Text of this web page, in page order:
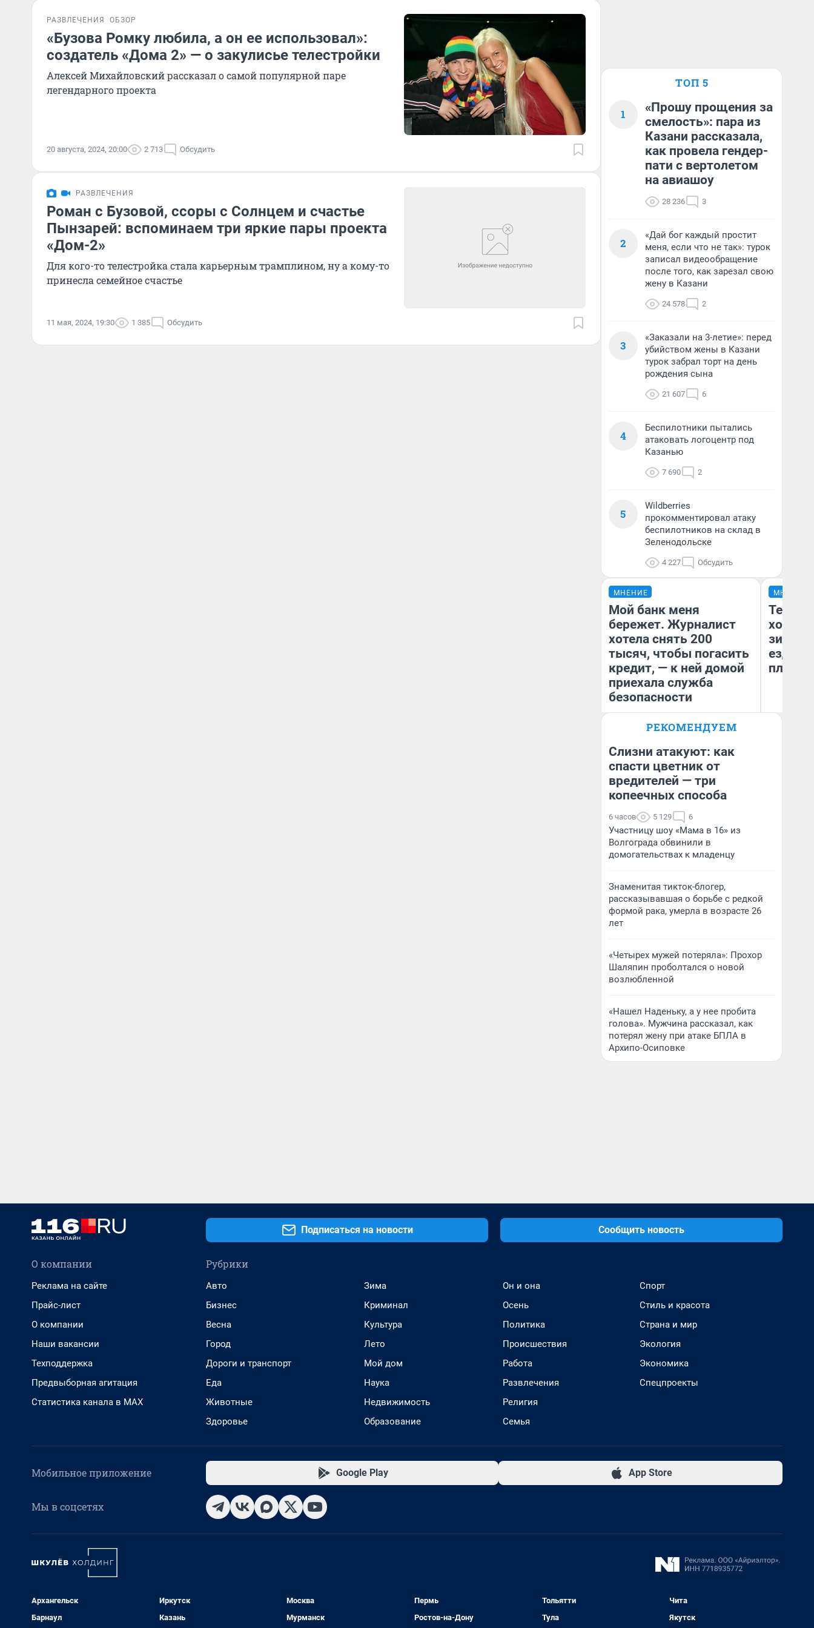
РАЗВЛЕЧЕНИЯ ОБЗОР
«Бузова Ромку любила, а он ее использовал»:
создатель «Дома 2» — о закулисье телестройки
Алексей Михайловский рассказал о самой популярной паре
легендарного проекта
20 августа, 2024, 20:00 2 713 Обсудить
РАЗВЛЕЧЕНИЯ
Роман с Бузовой, ссоры с Солнцем и счастье
Пынзарей: вспоминаем три яркие пары проекта
«Дом-2»
Для кого-то телестройка стала карьерным трамплином, ну а кому-то
принесла семейное счастье
11 мая, 2024, 19:30 1 385 Обсудить
ТОП 5
1
«Прошу прощения за
смелость»: пара из
Казани рассказала,
как провела гендер-
пати с вертолетом
на авиашоу
28 236 3
2
«Дай бог каждый простит
меня, если что не так»: турок
записал видеообращение
после того, как зарезал свою
жену в Казани
24 578 2
3
«Заказали на 3-летие»: перед
убийством жены в Казани
турок забрал торт на день
рождения сына
21 607 6
4
Беспилотники пытались
атаковать логоцентр под
Казанью
7 690 2
5
Wildberries
прокомментировал атаку
беспилотников на склад в
Зеленодольске
4 227 Обсудить
МНЕНИЕ
Мой банк меня
бережет. Журналист
хотела снять 200
тысяч, чтобы погасить
кредит, — к ней домой
приехала служба
безопасности
Ксения Владимирская
МНЕНИЕ
Тепло
зимой.
ездит
плюсы
РЕКОМЕНДУЕМ
Слизни атакуют: как
спасти цветник от
вредителей — три
копеечных способа
6 часов 5 129 6
Участницу шоу «Мама в 16» из
Волгограда обвинили в
домогательствах к младенцу
Знаменитая тикток-блогер,
рассказывавшая о борьбе с редкой
формой рака, умерла в возрасте 26
лет
«Четырех мужей потеряла»: Прохор
Шаляпин проболтался о новой
возлюбленной
«Нашел Наденьку, а у нее пробита
голова». Мужчина рассказал, как
потерял жену при атаке БПЛА в
Архипо-Осиповке
Подписаться на новости Сообщить новость
О компании
Реклама на сайте
Прайс-лист
О компании
Наши вакансии
Техподдержка
Предвыборная агитация
Статистика канала в MAX
Рубрики
Авто
Бизнес
Весна
Город
Дороги и транспорт
Еда
Животные
Здоровье
Зима
Криминал
Культура
Лето
Мой дом
Наука
Недвижимость
Образование
Он и она
Осень
Политика
Происшествия
Работа
Развлечения
Религия
Семья
Спорт
Стиль и красота
Страна и мир
Экология
Экономика
Спецпроекты
Мобильное приложение Google Play App Store
Мы в соцсетях
Архангельск
Барнаул
Иркутск
Казань
Москва
Мурманск
Пермь
Ростов-на-Дону
Тольятти
Тула
Чита
Якутск